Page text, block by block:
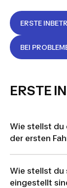
ERSTE
BEI
ERSTE
Wie stellst du
der ersten
Wie stellst du
eingestellt